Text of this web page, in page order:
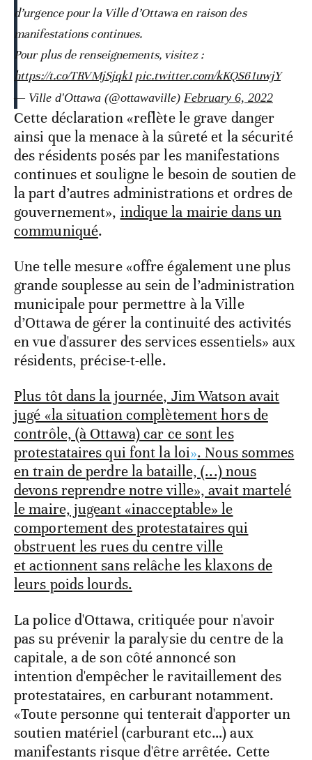
d’urgence pour la Ville d’Ottawa en raison des
manifestations continues.
Pour plus de renseignements, visitez :
https://t.co/TRVMjSjqk1 pic.twitter.com/kKQS61uwjY
— Ville d'Ottawa (@ottawaville) February 6, 2022
Cette déclaration «reflète le grave danger
ainsi que la menace à la sûreté et la sécurité
des résidents posés par les manifestations
continues et souligne le besoin de soutien de
la part d’autres administrations et ordres de
gouvernement», indique la mairie dans un
communiqué.
Une telle mesure «offre également une plus
grande souplesse au sein de l’administration
municipale pour permettre à la Ville
d’Ottawa de gérer la continuité des activités
en vue d'assurer des services essentiels» aux
résidents, précise-t-elle.
Plus tôt dans la journée, Jim Watson avait
jugé «la situation complètement hors de
contrôle, (à Ottawa) car ce sont les
protestataires qui font la loi». Nous sommes
en train de perdre la bataille, (...) nous
devons reprendre notre ville», avait martelé
le maire, jugeant «inacceptable» le
comportement des protestataires qui
obstruent les rues du centre ville
et actionnent sans relâche les klaxons de
leurs poids lourds.
La police d'Ottawa, critiquée pour n'avoir
pas su prévenir la paralysie du centre de la
capitale, a de son côté annoncé son
intention d'empêcher le ravitaillement des
protestataires, en carburant notamment.
«Toute personne qui tenterait d'apporter un
soutien matériel (carburant etc…) aux
manifestants risque d'être arrêtée. Cette